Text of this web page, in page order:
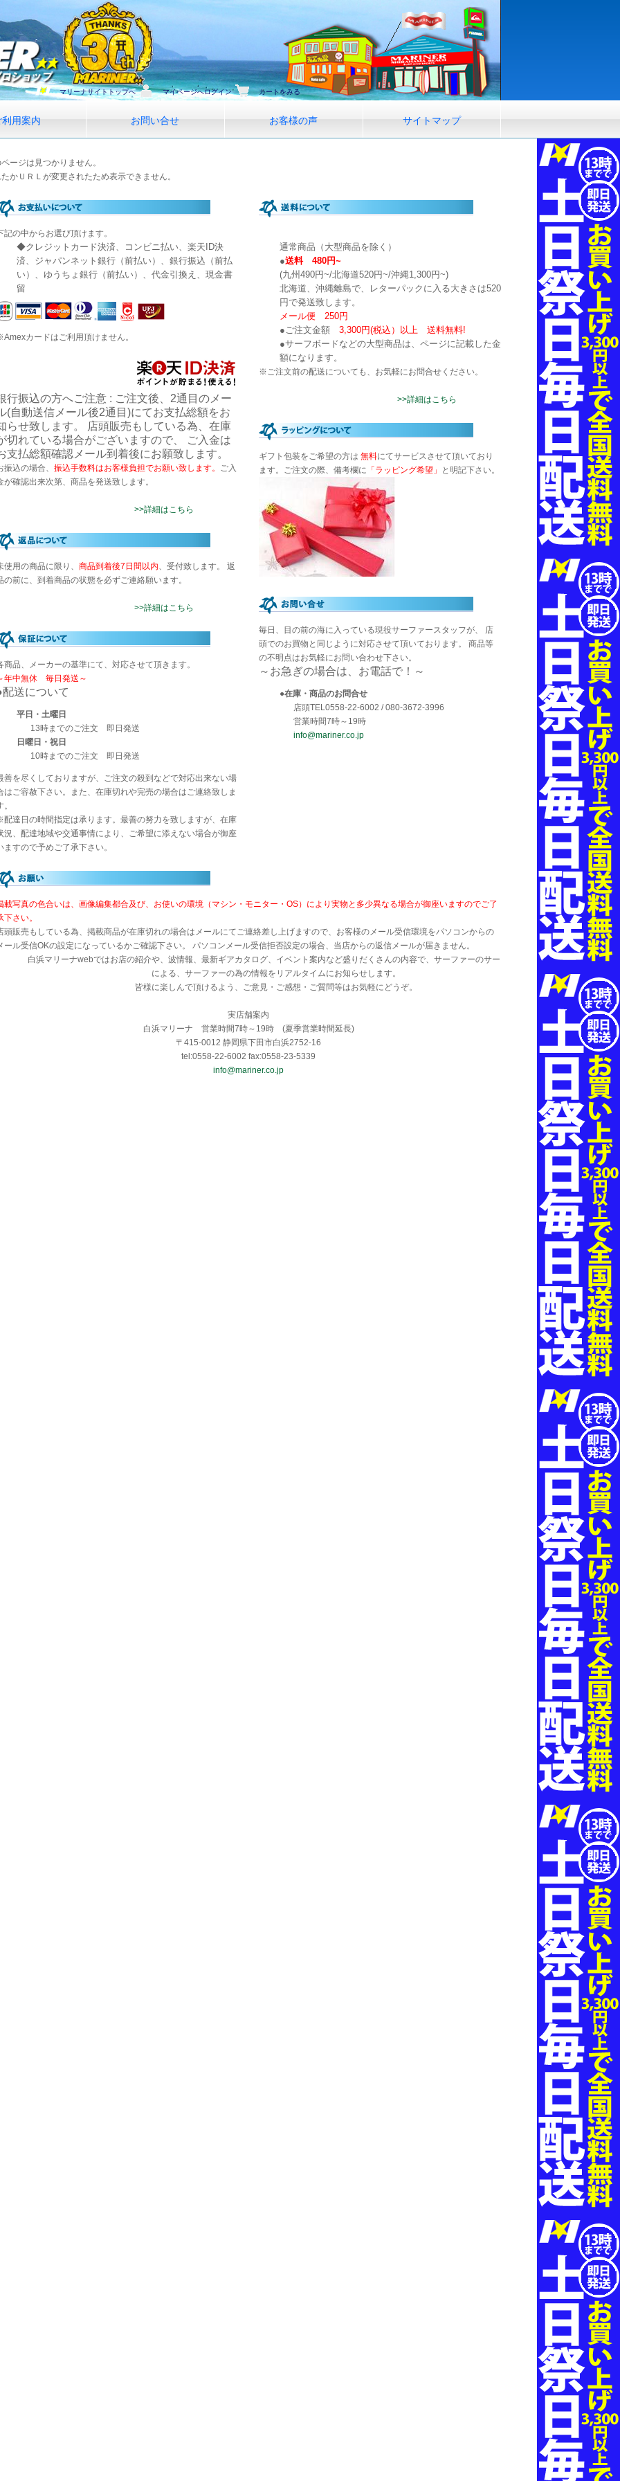
マリーナサイトトップへ マイページへログイン カートをみる
利用案内 お問い合せ お客様の声 サイトマップ
ージは見つかりません。
かＵＲＬが変更されたため表示できません。
記の中からお選び頂けます。
◆クレジットカード決済、コンビニ払い、楽天ID決
済、ジャパンネット銀行（前払い）、銀行振込（前払
い）、ゆうちょ銀行（前払い）、代金引換え、現金書
留
カードはご利用頂けません。
行振込の方へご注意 : ご注文後、2通目のメー
(自動送信メール後2通目)にてお支払総額をお
らせ致します。 店頭販売もしている為、在庫
切れている場合がございますので、 ご入金は
支払総額確認メール到着後にお願致します。
振込の場合、 振込手数料はお客様負担でお願い致します。 ご入
が確認出来次第、商品を発送致します。
>>詳細はこちら
使用の商品に限り、 商品到着後7日間以内、受付致します。 返
の前に、到着商品の状態を必ずご連絡願います。
>>詳細はこちら
商品、メーカーの基準にて、対応させて頂きます。
年中無休 毎日発送～
配送について
平日・土曜日
13時までのご注文 即日発送
日曜日・祝日
10時までのご注文 即日発送
善を尽くしておりますが、ご注文の殺到などで対応出来ない場
はご容赦下さい。また、在庫切れや完売の場合はご連絡致しま
。
達日の時間指定は承ります。最善の努力を致しますが、在庫
況、配達地域や交通事情により、ご希望に添えない場合が御座
ますので予めご了承下さい。
通常商品（大型商品を除く）
●送料 480円~
(九州490円~/北海道520円~/沖縄1,300円~)
北海道、沖縄離島で、レターパックに入る大きさは520
円で発送致します。
メール便 250円
●ご注文金額 3,300円(税込）以上 送料無料!
●サーフボードなどの大型商品は、ページに記載した金
額になります。
※ご注文前の配送についても、お気軽にお問合せください。
>>詳細はこちら
ギフト包装をご希望の方は 無料にてサービスさせて頂いており
ます。ご注文の際、備考欄に 「ラッピング希望」 と明記下さい。
毎日、目の前の海に入っている現役サーファースタッフが、 店
頭でのお買物と同じように対応させて頂いております。 商品等
の不明点はお気軽にお問い合わせ下さい。
～お急ぎの場合は、お電話で！～
●在庫・商品のお問合せ
店頭TEL0558-22-6002 / 080-3672-3996
営業時間7時～19時
info@mariner.co.jp
載写真の色合いは、画像編集都合及び、お使いの環境（マシン・モニター・OS）により実物と多少異なる場合が御座いますのでご了
下さい。
頭販売もしている為、掲載商品が在庫切れの場合はメールにてご連絡差し上げますので、お客様のメール受信環境をパソコンからの
ール受信OKの設定になっているかご確認下さい。 パソコンメール受信拒否設定の場合、当店からの返信メールが届きません。
白浜マリーナwebではお店の紹介や、波情報、最新ギアカタログ、イベント案内など盛りだくさんの内容で、サーファーのサーファー
による、サーファーの為の情報をリアルタイムにお知らせします。
皆様に楽しんで頂けるよう、ご意見・ご感想・ご質問等はお気軽にどうぞ。
実店舗案内
白浜マリーナ 営業時間7時～19時 (夏季営業時間延長)
〒415-0012 静岡県下田市白浜2752-16
tel:0558-22-6002 fax:0558-23-5339
info@mariner.co.jp